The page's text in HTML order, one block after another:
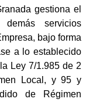
gestiona el
servicios
bajo forma
a lo establecido
Ley 7/1.985 de 2
Local, y 95 y
de Régimen